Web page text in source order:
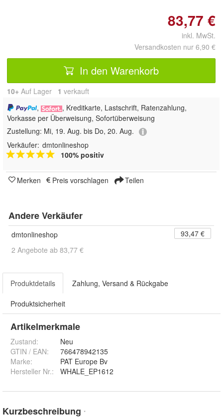
83,77 €
inkl. MwSt.
Versandkosten nur 6,90 €
In den Warenkorb
10+ Auf Lager 1 verkauft
,
, Kreditkarte, Lastschrift, Ratenzahlung,
Vorkasse per Überweisung, Sofortüberweisung
Zustellung: Mi, 19. Aug. bis Do, 20. Aug.
Verkäufer: dmtonlineshop
100% positiv
Merken Preis vorschlagen Teilen
Andere Verkäufer
dmtonlineshop
93,47 €
2 Angebote ab 83,77 €
Produktdetails Zahlung, Versand & Rückgabe
Produktsicherheit
Artikelmerkmale
Zustand:
Neu
GTIN / EAN:
766478942135
Marke:
PAT Europe Bv
Hersteller Nr.:
WHALE_EP1612
Kurzbeschreibung *